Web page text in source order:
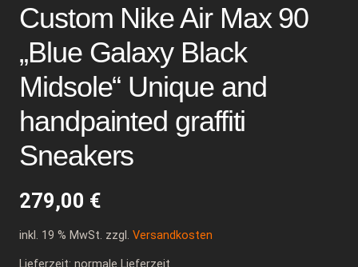
Custom Nike Air Max 90
„Blue Galaxy Black
Midsole“ Unique and
handpainted graffiti
Sneakers
279,00 €
inkl. 19 % MwSt. zzgl. Versandkosten